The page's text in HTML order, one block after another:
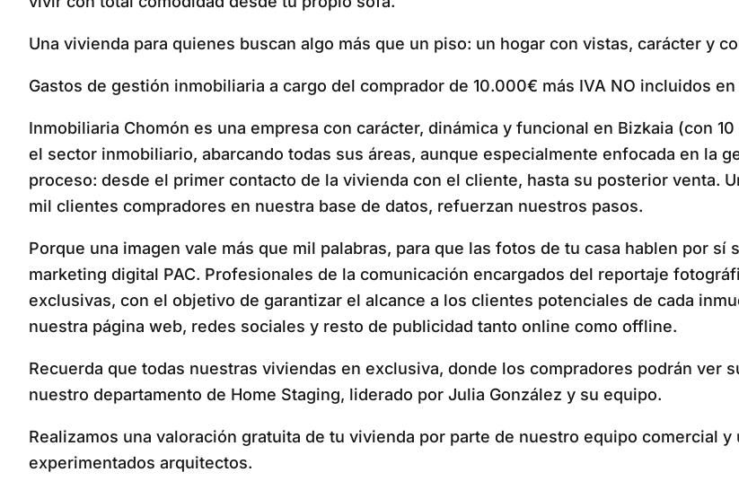
Una vivienda para quienes buscan algo más que un piso: un hogar con vistas, carácter y
Gastos de gestión inmobiliaria a cargo del comprador de 10.000€ más IVA NO incluidos
Inmobiliaria Chomón es una empresa con carácter, dinámica y funcional en Bizkaia (con
el sector inmobiliario, abarcando todas sus áreas, aunque especialmente enfocada en la
proceso: desde el primer contacto de la vivienda con el cliente, hasta su posterior venta.
mil clientes compradores en nuestra base de datos, refuerzan nuestros pasos.
Porque una imagen vale más que mil palabras, para que las fotos de tu casa hablen por
marketing digital PAC. Profesionales de la comunicación encargados del reportaje
exclusivas, con el objetivo de garantizar el alcance a los clientes potenciales de cada
nuestra página web, redes sociales y resto de publicidad tanto online como offline.
Recuerda que todas nuestras viviendas en exclusiva, donde los compradores podrán ver
nuestro departamento de Home Staging, liderado por Julia González y su equipo.
Realizamos una valoración gratuita de tu vivienda por parte de nuestro equipo comercial
experimentados arquitectos.